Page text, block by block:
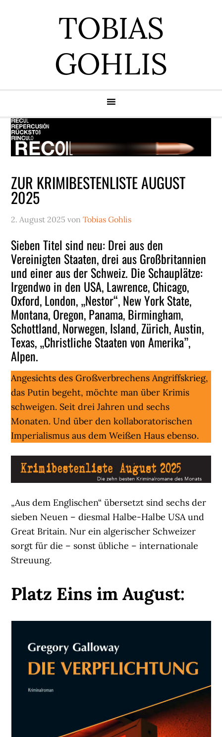
TOBIAS
GOHLIS
ZUR KRIMIBESTENLISTE AUGUST
2025
2. August 2025 vonTobias Gohlis
Sieben Titel sind neu: Drei aus den
Vereinigten Staaten, drei aus Großbritannien
und einer aus der Schweiz. Die Schauplätze:
Irgendwo in den USA, Lawrence, Chicago,
Oxford, London, „Nestor“, New York State,
Montana, Oregon, Panama, Birmingham,
Schottland, Norwegen, Island, Zürich, Austin,
Texas, „Christliche Staaten von Amerika”,
Alpen.
Angesichts des Großverbrechens Angriffskrieg,
das Putin begeht, möchte man über Krimis
schweigen. Seit drei Jahren und sechs
Monaten. Und über den kollaboratorischen
Imperialismus aus dem Weißen Haus ebenso.
„Aus dem Englischen“ übersetzt sind sechs der
sieben Neuen – diesmal Halbe-Halbe USA und
Great Britain. Nur ein algerischer Schweizer
sorgt für die – sonst übliche – internationale
Streuung.
Platz Eins im August: